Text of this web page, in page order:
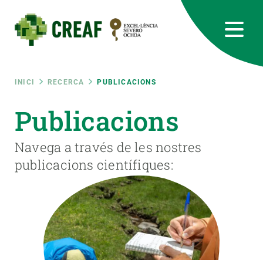
contingut
Fil
d'ariadna
INICI RECERCA PUBLICACIONS
Publicacions
Navega a través de les nostres
publicacions científiques:
RRSS
Featured
responsive
INTRANET
Responsive
menu
CIÈNCIA EN ACCIÓ